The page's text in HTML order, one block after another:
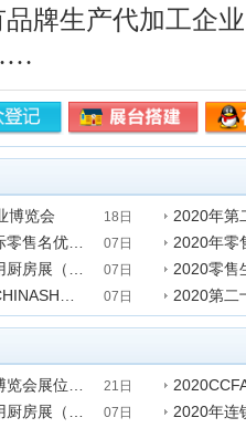
牌生产代加工企
博览会 18日
2020年第
发表时间
07日
发表时间
07日
发表时间
07日
2020第二
21日
发表时间
07日
2020年连